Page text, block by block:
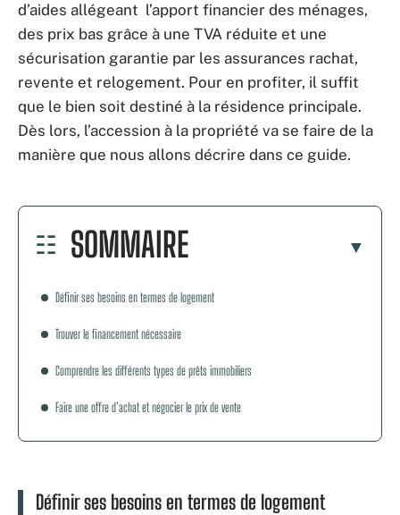
d’aides allégeant l’apport financier des ménages,
des prix bas grâce à une TVA réduite et une
sécurisation garantie par les assurances rachat,
revente et relogement. Pour en profiter, il suffit
que le bien soit destiné à la résidence principale.
Dès lors, l’accession à la propriété va se faire de la
manière que nous allons décrire dans ce guide.
SOMMAIRE
Définir ses besoins en termes de logement
Trouver le financement nécessaire
Comprendre les différents types de prêts immobiliers
Faire une offre d’achat et négocier le prix de vente
Définir ses besoins en termes de logement